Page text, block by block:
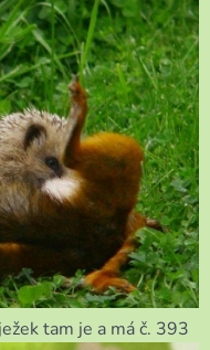
tam je a má č. 393